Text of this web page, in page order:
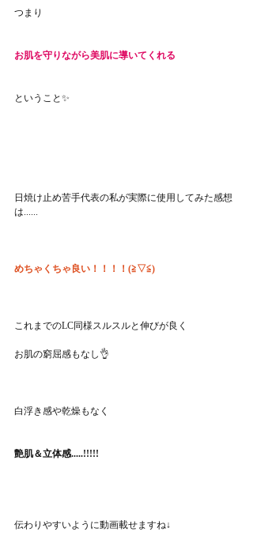
つまり
お肌を守りながら美肌に導いてくれる
ということ✨
日焼け止め苦手代表の私が実際に使用してみた感想
は......
めちゃくちゃ良い！！！！(≧▽≦)
これまでのLC同様スルスルと伸びが良く
お肌の窮屈感もなし👌
白浮き感や乾燥もなく
艶肌＆立体感.....!!!!!
伝わりやすいように動画載せますね↓